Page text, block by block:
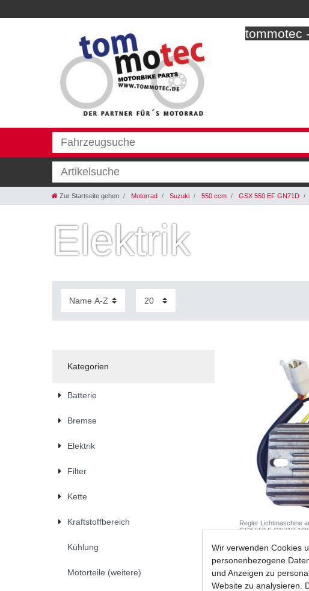
tommotec
Zur Startseite gehen Motorrad Suzuki 550 ccm GSX 550 EF GN71D
Elektrik
Kategorien
Batterie
Bremse
Elektrik
Filter
Kette
Kraftstoffbereich
Kühlung
Motorteile (weitere)
Regler Lichtmaschine
GSX 550 E GN71D
UVP 110,03 €
1 Stück | 89,82 € /
inkl. ges. MwSt.
Wir verwenden Cookies
personenbezogene
und Anzeigen zu
Website zu analysieren.